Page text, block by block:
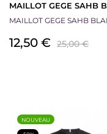
MAILLOT GEGE SAHB
MAILLOT GEGE SAHB
Prix
12,50 € Prix
25,00 €
NOUVEAU